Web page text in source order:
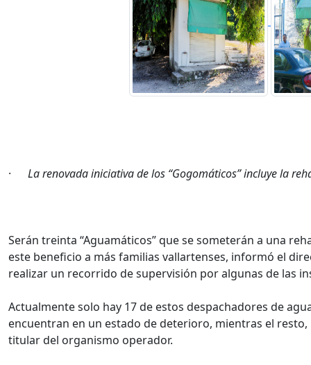
· La renovada iniciativa de los “Gogomáticos” incluye la
Serán treinta “Aguamáticos” que se someterán a una
este beneficio a más familias vallartenses, informó el
realizar un recorrido de supervisión por algunas de las
Actualmente solo hay 17 de estos despachadores de
encuentran en un estado de deterioro, mientras el
titular del organismo operador.